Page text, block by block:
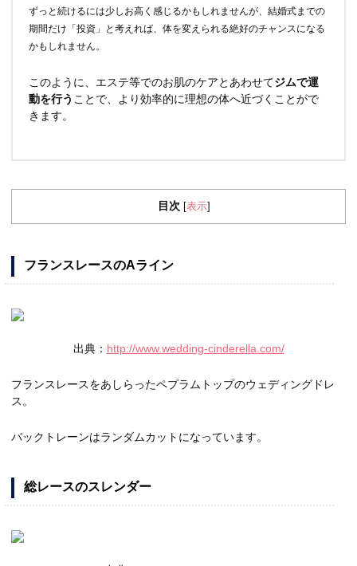
ずっと続けるには少しお高く感じるかもしれませんが、結婚式までの
期間だけ「投資」と考えれば、体を変えられる絶好のチャンスになる
かもしれません。
このように、エステ等でのお肌のケアとあわせてジムで運
動を行う ことで、より効率的に理想の体へ近づくことがで
きます。
目次 [表示]
フランスレースのAライン
出典： http://www.wedding-cinderella.com/
フランスレースをあしらったペプラムトップのウェディングドレ
ス。
バックトレーンはランダムカットになっています。
総レースのスレンダー